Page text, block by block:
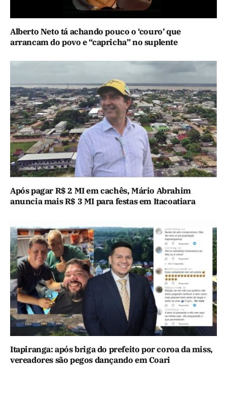
Alberto Neto tá achando pouco o ‘couro’ que
arrancam do povo e “capricha” no suplente
Após pagar R$ 2 MI em cachês, Mário Abrahim
anuncia mais R$ 3 MI para festas em Itacoatiara
Itapiranga: após briga do prefeito por coroa da miss,
vereadores são pegos dançando em Coari